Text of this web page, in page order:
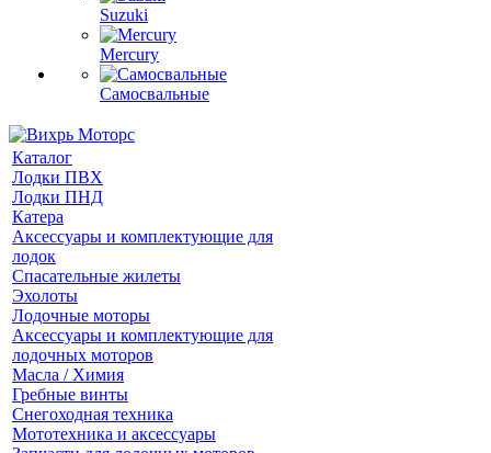
Suzuki
Mercury
Самосвальные
Каталог
Лодки ПВХ
Лодки ПНД
Катера
Аксессуары и комплектующие для
лодок
Спасательные жилеты
Эхолоты
Лодочные моторы
Аксессуары и комплектующие для
лодочных моторов
Масла / Химия
Гребные винты
Снегоходная техника
Мототехника и аксессуары